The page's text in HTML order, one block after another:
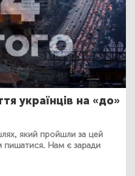
українців на «до»
який пройшли за цей
пишатися. Нам є заради